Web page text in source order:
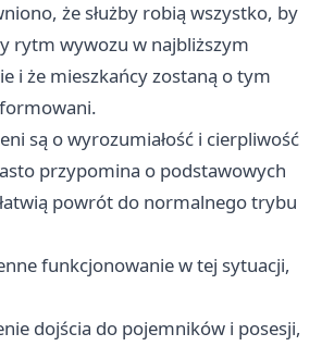
że służby robią wszystko, by
rytm wywozu w najbliższym
i że mieszkańcy zostaną o tym
są o wyrozumiałość i cierpliwość
przypomina o podstawowych
powrót do normalnego trybu
funkcjonowanie w tej sytuacji,
dojścia do pojemników i posesji,